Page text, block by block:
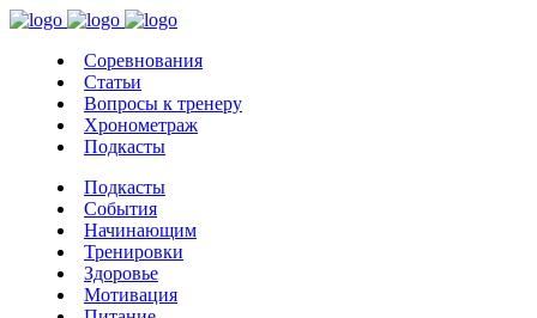
Соревнования
Статьи
Вопросы к тренеру
Хронометраж
Подкасты
Подкасты
События
Начинающим
Тренировки
Здоровье
Мотивация